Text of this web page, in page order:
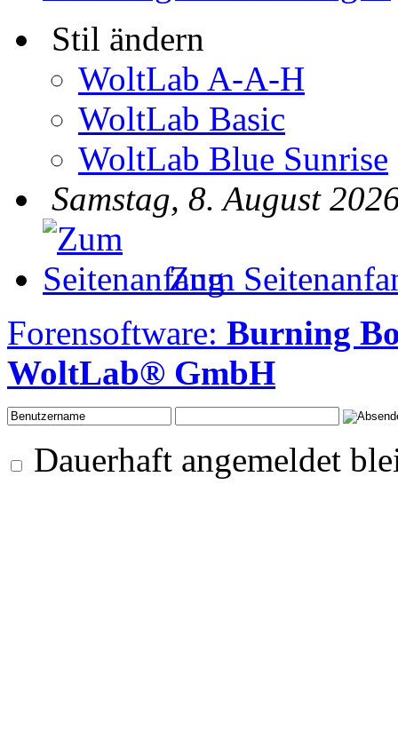
Stil ändern
WoltLab A-A-H
WoltLab Basic
WoltLab Blue Sunrise
Samstag, 8. August
Zum
Forensoftware: Burning
WoltLab® GmbH
Dauerhaft angemeldet